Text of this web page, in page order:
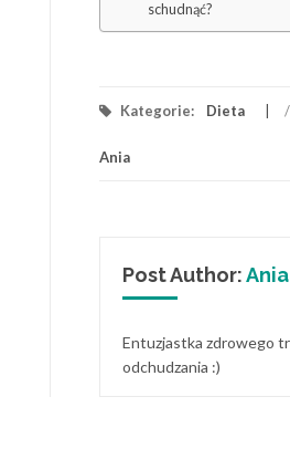
schudnąć?
Kategorie: Dieta /
Ania
Post Author:Ania
Entuzjastka zdrowego
odchudzania :)